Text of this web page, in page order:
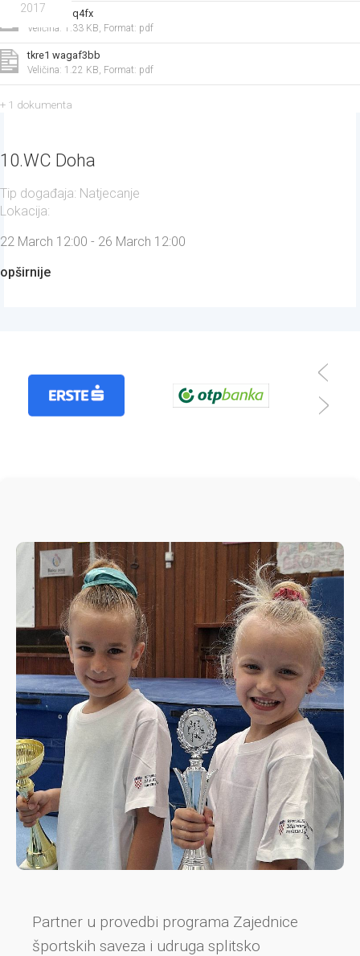
2017
tkre2 wagq4fx
Veličina: 1.33 KB, Format: pdf
tkre1 wagaf3bb
Veličina: 1.22 KB, Format: pdf
+ 1 dokumenta
10.WC Doha
Tip događaja: Natjecanje
Lokacija:
22 March 12:00 - 26 March 12:00
opširnije
Partner u provedbi programa Zajednice
športskih saveza i udruga splitsko